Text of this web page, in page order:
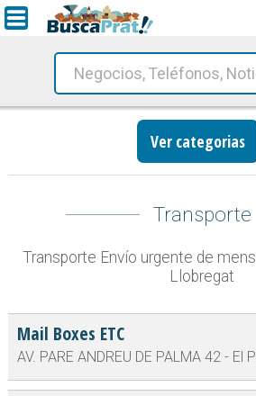
Ver categorias
Transporte
Transporte Envío urgente de
Llobregat
Mail Boxes ETC
AV. PARE ANDREU DE PALMA 42 -